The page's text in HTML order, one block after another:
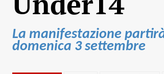
La manifestazione
domenica 3 settembre